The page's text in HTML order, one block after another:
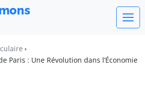
Paris : Une Révolution dans l’Économie